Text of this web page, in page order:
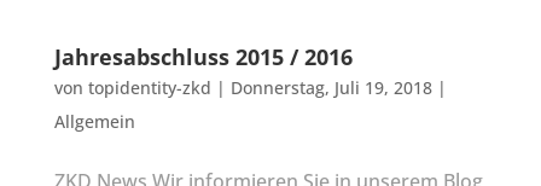
Jahresabschluss 2015 / 2016
von topidentity-zkd | Donnerstag, Juli 19, 2018|
Allgemein
ZKD News Wir informieren Sie in unserem Blog